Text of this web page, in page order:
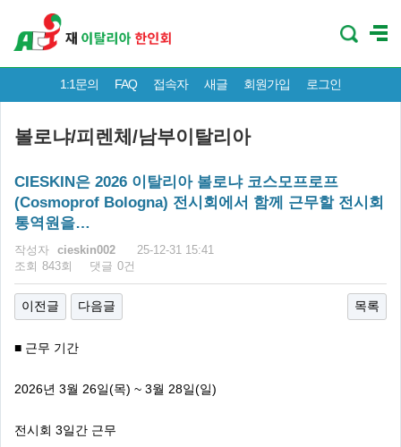
1:1문의 FAQ 접속자 새글 회원가입 로그인
볼로냐/피렌체/남부이탈리아
CIESKIN은 2026 이탈리아 볼로냐 코스모프로프
(Cosmoprof Bologna) 전시회에서 함께 근무할 전시회
통역원을…
페이지 정보
작성자 cieskin002
25-12-31 15:41
조회 843회 댓글 0건
이전글 다음글 목록
■ 근무 기간
2026년 3월 26일(목) ~ 3월 28일(일)
전시회 3일간 근무